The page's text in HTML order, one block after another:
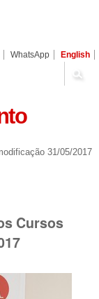
WhatsApp English
31/05/2017
Cursos